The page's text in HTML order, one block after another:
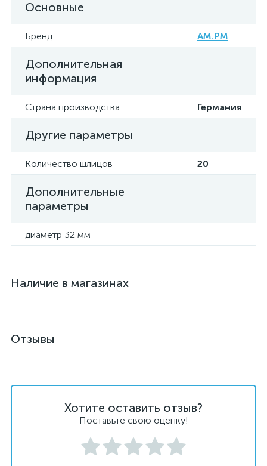
Основные
Бренд AM.PM
Дополнительная
информация
Страна производства Германия
Другие параметры
Количество шлицов 20
Дополнительные
параметры
диаметр 32 мм
Наличие в магазинах
Отзывы
Хотите оставить отзыв?
Поставьте свою оценку!